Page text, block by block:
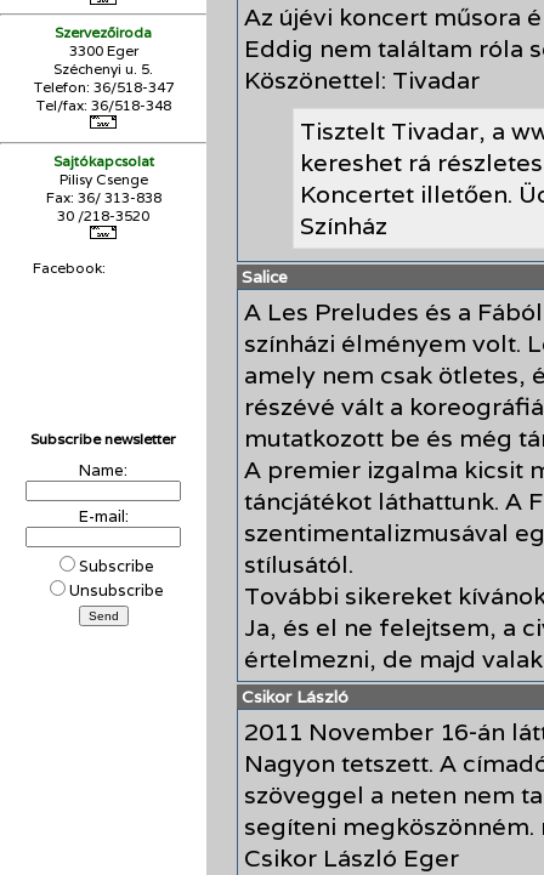
Szervezőiroda
3300 Eger
Széchenyi u. 5.
Telefon: 36/518-347
Tel/fax: 36/518-348
Sajtókapcsolat
Pilisy Csenge
Fax: 36/ 313-838
30 /218-3520
Facebook:
Subscribe newsletter
Name:
E-mail:
Subscribe
Unsubscribe
Az újévi koncert műsora
Eddig nem találtam róla
Köszönettel: Tivadar
Tisztelt Tivadar, a
kereshet rá
Koncertet illetően.
Színház
Salice
A Les Preludes és a
színházi élményem volt.
amely nem csak ötletes,
részévé vált a
mutatkozott be és még
A premier izgalma kicsit
táncjátékot láthattunk. A
szentimentalizmusával
stílusától.
További sikereket
Ja, és el ne felejtsem, a
értelmezni, de majd
Csikor László
2011 November 16-án
Nagyon tetszett. A
szöveggel a neten nem
segíteni
Csikor László Eger